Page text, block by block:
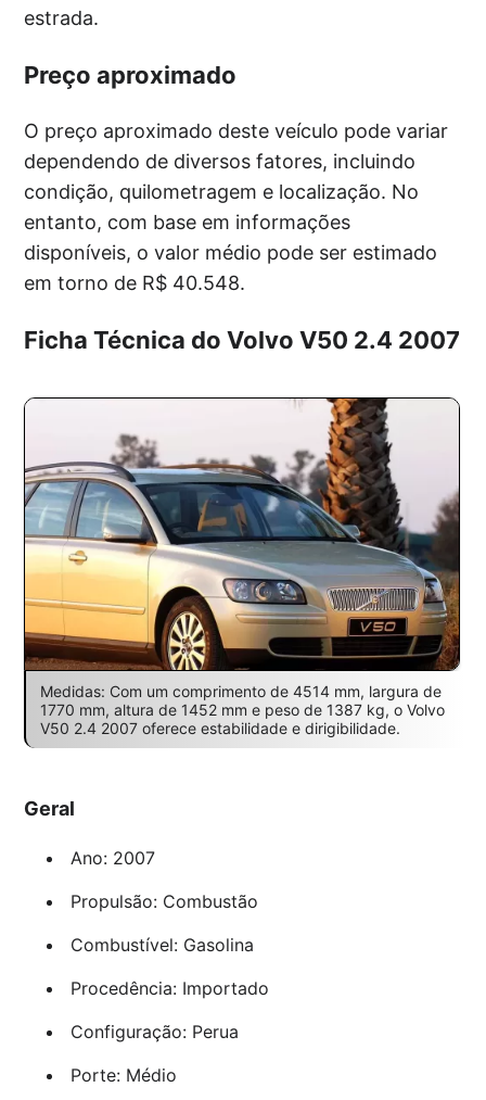
estrada.
Preço aproximado
O preço aproximado deste veículo pode variar
dependendo de diversos fatores, incluindo
condição, quilometragem e localização. No
entanto, com base em informações
disponíveis, o valor médio pode ser estimado
em torno de R$ 40.548.
Ficha Técnica do Volvo V50 2.4 2007
Medidas: Com um comprimento de 4514 mm, largura de
1770 mm, altura de 1452 mm e peso de 1387 kg, o Volvo
V50 2.4 2007 oferece estabilidade e dirigibilidade.
Geral
Ano: 2007
Propulsão: Combustão
Combustível: Gasolina
Procedência: Importado
Configuração: Perua
Porte: Médio